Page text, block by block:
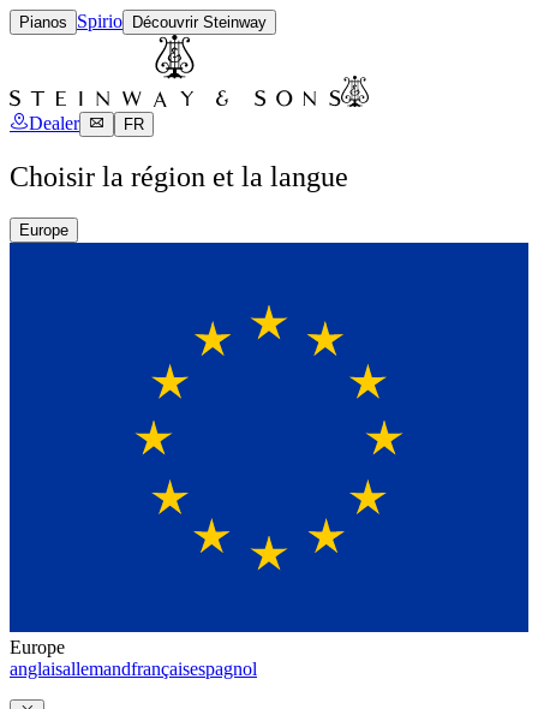
Pianos Spirio Découvrir Steinway
Dealer FR
Choisir la région et la langue
Europe
Europe
anglaisallemandfrançaisespagnol